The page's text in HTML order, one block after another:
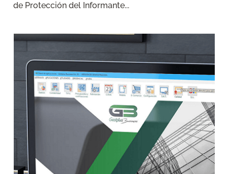
de Protección del Informante...